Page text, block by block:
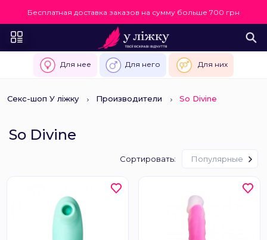
Бесплатная доставка заказов на сумму больше 700 грн
Для нее Для него Для них
Секс-шоп У ліжку Производители So Divine
So Divine
Сортировать: Популярные